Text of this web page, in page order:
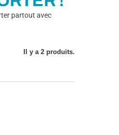
partout avec
Il y a 2 produits.